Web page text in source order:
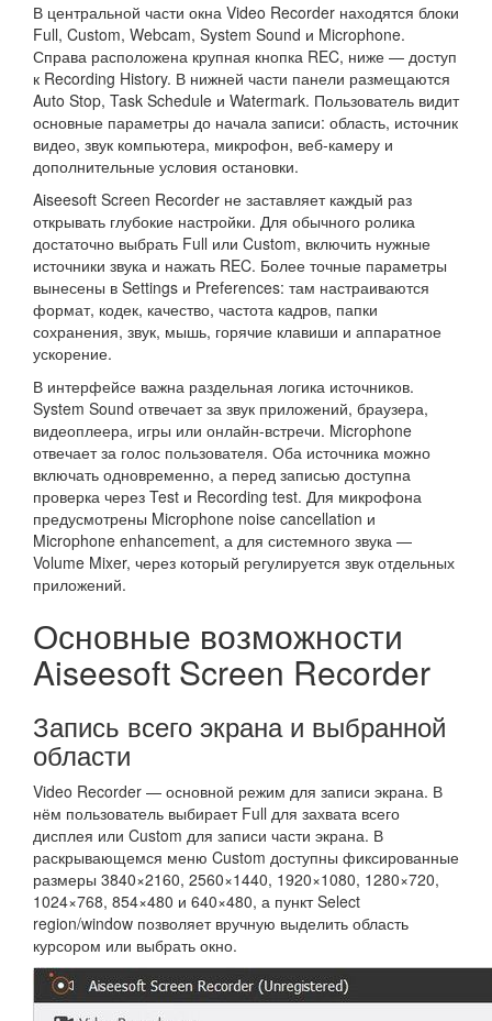
В центральной части окна Video Recorder находятся блоки
Full, Custom, Webcam, System Sound и Microphone.
Справа расположена крупная кнопка REC, ниже — доступ
к Recording History. В нижней части панели размещаются
Auto Stop, Task Schedule и Watermark. Пользователь видит
основные параметры до начала записи: область, источник
видео, звук компьютера, микрофон, веб-камеру и
дополнительные условия остановки.
Aiseesoft Screen Recorder не заставляет каждый раз
открывать глубокие настройки. Для обычного ролика
достаточно выбрать Full или Custom, включить нужные
источники звука и нажать REC. Более точные параметры
вынесены в Settings и Preferences: там настраиваются
формат, кодек, качество, частота кадров, папки
сохранения, звук, мышь, горячие клавиши и аппаратное
ускорение.
В интерфейсе важна раздельная логика источников.
System Sound отвечает за звук приложений, браузера,
видеоплеера, игры или онлайн-встречи. Microphone
отвечает за голос пользователя. Оба источника можно
включать одновременно, а перед записью доступна
проверка через Test и Recording test. Для микрофона
предусмотрены Microphone noise cancellation и
Microphone enhancement, а для системного звука —
Volume Mixer, через который регулируется звук отдельных
приложений.
Основные возможности
Aiseesoft Screen Recorder
Запись всего экрана и выбранной
области
Video Recorder — основной режим для записи экрана. В
нём пользователь выбирает Full для захвата всего
дисплея или Custom для записи части экрана. В
раскрывающемся меню Custom доступны фиксированные
размеры 3840×2160, 2560×1440, 1920×1080, 1280×720,
1024×768, 854×480 и 640×480, а пункт Select
region/window позволяет вручную выделить область
курсором или выбрать окно.